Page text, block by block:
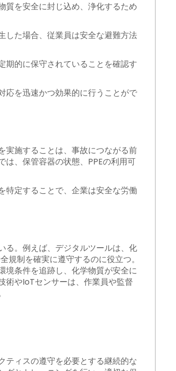
質を安全に封じ込め、浄化するため
した場合、従業員は安全な避難方法
期的に保守されていることを確認す
応を迅速かつ効果的に行うことがで
実施することは、事故につながる前
は、保管容器の状態、PPEの利用可
特定することで、企業は安全な労働
る。例えば、デジタルツールは、化
制を確実に遵守するのに役立つ。
境条件を追跡し、化学物質が安全に
術やIoTセンサーは、作業員や監督
ティスの遵守を必要とする継続的な